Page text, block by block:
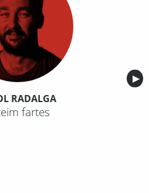
▶︎
RADALGA
fartes